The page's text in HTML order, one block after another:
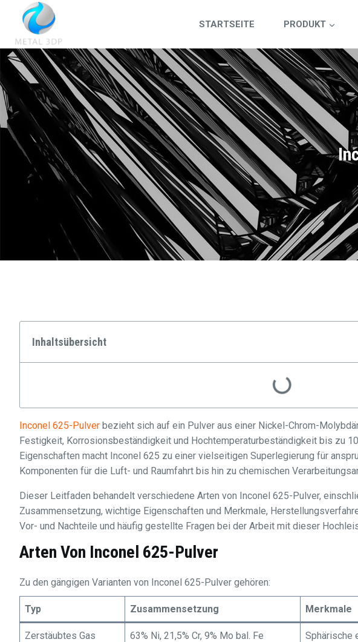
STARTSEITE PRODUKT
Inhaltsübersicht
Inconel 625-Pulver bezieht sich auf ein Pulver aus einer Nickel-Chrom-
Festigkeit, Korrosionsbeständigkeit und Hochtemperaturbeständigkeit bis zu
Eigenschaften macht Inconel 625 zu einer vielseitigen Superlegierung für
Komponenten für die Luft- und Raumfahrt bis hin zu chemischen
Dieser Leitfaden behandelt verschiedene Arten von Inconel 625-Pulver,
Zusammensetzung, wichtige Eigenschaften und Merkmale,
Vor- und Nachteile und häufig gestellte Fragen bei der Arbeit mit dieser
Arten Von Inconel 625-Pulver
Zu den gängigen Varianten von Inconel 625-Pulver gehören:
Typ Zusammensetzung Merkmale
Zerstäubtes Gas 63% Ni, 21,5% Cr, 9% Mo bal. Fe Sphärische